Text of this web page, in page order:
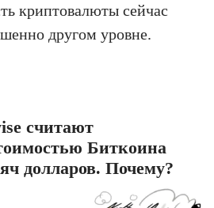
криптовалюты сейчас
другом уровне.
считают
Биткоина
долларов. Почему?